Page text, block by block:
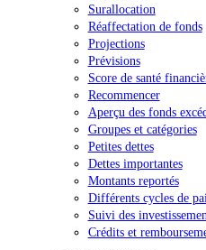
Surallocation
Réaffectation de fonds
Projections
Prévisions
Score de santé
Recommencer
Aperçu des fonds
Groupes et catégories
Petites dettes
Dettes importantes
Montants reportés
Différents cycles de
Suivi des
Crédits et